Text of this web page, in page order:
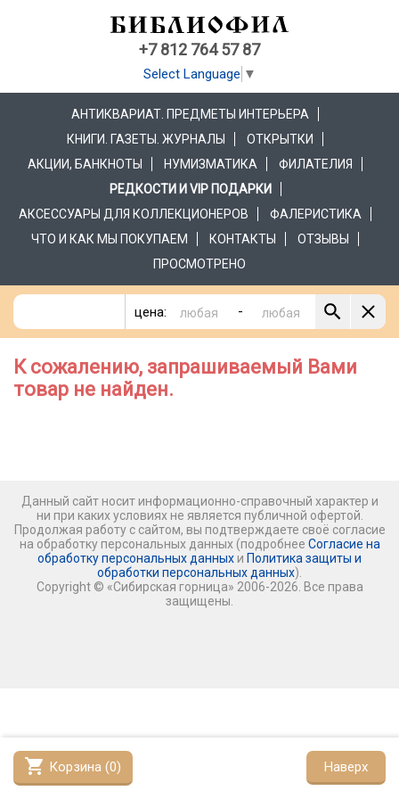
+7 812 764 57 87
Select Language ▼
АНТИКВАРИАТ. ПРЕДМЕТЫ ИНТЕРЬЕРА
КНИГИ. ГАЗЕТЫ. ЖУРНАЛЫ
ОТКРЫТКИ
АКЦИИ, БАНКНОТЫ
НУМИЗМАТИКА
ФИЛАТЕЛИЯ
РЕДКОСТИ И VIP ПОДАРКИ
АКСЕССУАРЫ ДЛЯ КОЛЛЕКЦИОНЕРОВ
ФАЛЕРИСТИКА
ЧТО И КАК МЫ ПОКУПАЕМ
КОНТАКТЫ
ОТЗЫВЫ
ПРОСМОТРЕНО
цена: -
shopping_cart Корзина (0) Наверх
К сожалению, запрашиваемый Вами
товар не найден.
Данный сайт носит информационно-справочный характер и
ни при каких условиях не является публичной офертой.
Продолжая работу с сайтом, вы подтверждаете своё согласие
на обработку персональных данных (подробнее Согласие на
обработку персональных данных и Политика защиты и
обработки персональных данных).
Copyright © «Сибирская горница» 2006-2026. Все права
защищены.